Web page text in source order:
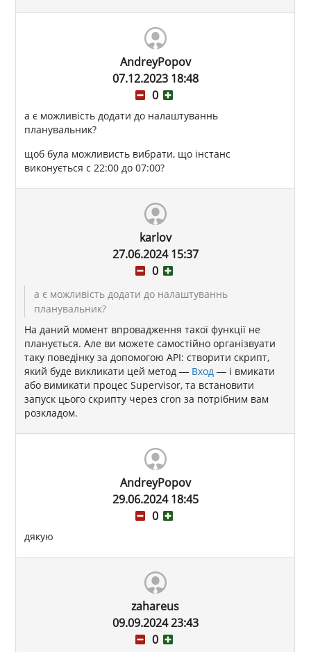
AndreyPopov
07.12.2023 18:48
0
а є можливість додати до налаштуваннь
планувальник?
щоб була можливисть вибрати, що інстанс
виконується с 22:00 до 07:00?
karlov
27.06.2024 15:37
0
а є можливість додати до налаштуваннь
планувальник?
На даний момент впровадження такої функції не
планується. Але ви можете самостійно організвуати
таку поведінку за допомогою API: створити скрипт,
який буде викликати цей метод — Вход — і вмикати
або вимикати процес Supervisor, та встановити
запуск цього скрипту через cron за потрібним вам
розкладом.
AndreyPopov
29.06.2024 18:45
0
дякую
zahareus
09.09.2024 23:43
0